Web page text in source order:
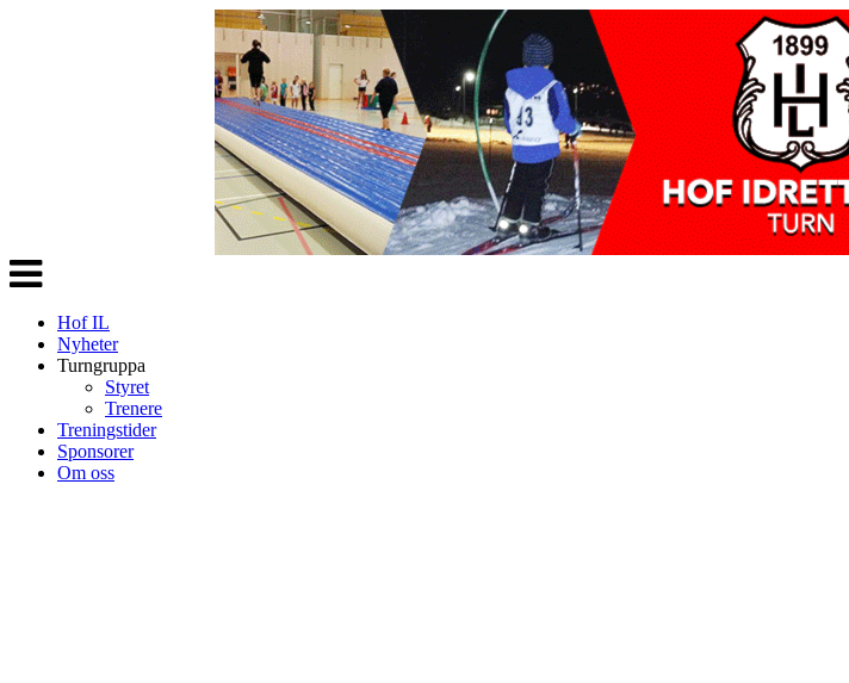
Veksle
navigasjon
Hof IL
Nyheter
Turngruppa
Styret
Trenere
Treningstider
Sponsorer
Om oss